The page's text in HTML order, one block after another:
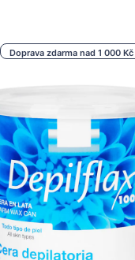
Doprava zdarma nad 1 000 Kč
VOSK DEPILFLAX